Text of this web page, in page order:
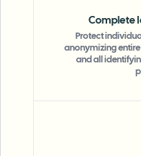
Complete
Protect
anonymizing
and all